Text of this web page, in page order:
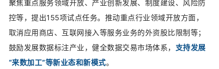
聚焦重点服务领域开放、产业创新发展、制度建设、风险防
控等，提出155项试点任务。推动重点行业领域开放方面，
取消应用商店、互联网接入等服务业务的外资股比限制等；
鼓励发展数据标注产业，健全数据交易市场体系， 支持发展
“来数加工”等新业态和新模式。